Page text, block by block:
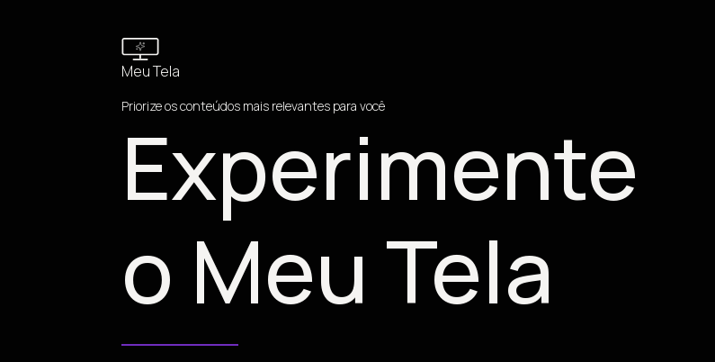
Meu Tela
Priorize os conteúdos mais relevantes para você
Experimente
o Meu Tela